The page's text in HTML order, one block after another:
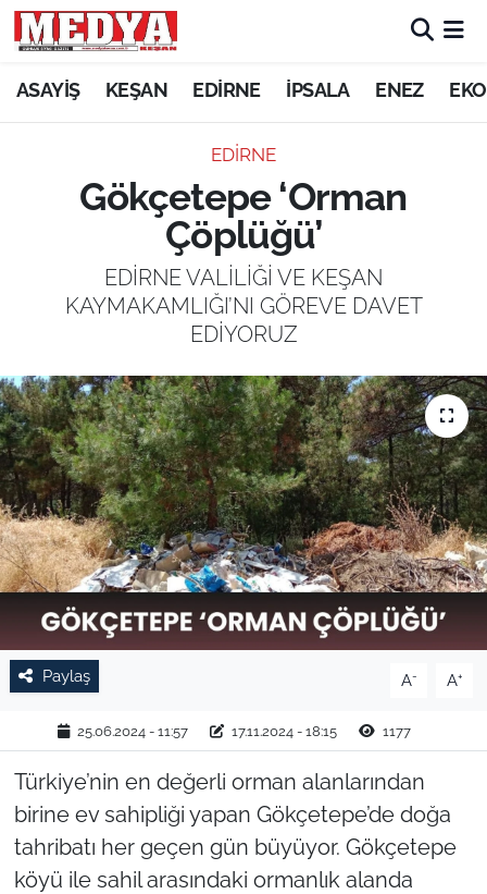
ASAYİŞ KEŞAN EDİRNE İPSALA ENEZ
EDİRNE
Gökçetepe ‘Orman
Çöplüğü’
EDİRNE VALİLİĞİ VE KEŞAN
KAYMAKAMLIĞI’NI GÖREVE DAVET
EDİYORUZ
Paylaş A- A+
25.06.2024 - 11:57 17.11.2024 - 18:15 1177
Türkiye’nin en değerli orman alanlarından
birine ev sahipliği yapan Gökçetepe’de doğa
tahribatı her geçen gün büyüyor. Gökçetepe
köyü ile sahil arasındaki ormanlık alanda
KEŞAN
ASAYİŞ
GÜNDEM
SAĞLIK
EĞİTİM
TARIM VE HAYVANCILIK
KÜLTÜR SANAT
RESMİ İLAN
SPOR
YAŞAM
EDİRNE
TEKİRDAĞ